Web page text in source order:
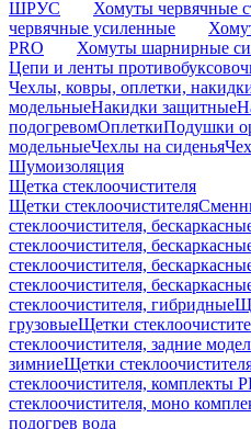
ШРУС Хомуты червячные
червячные усиленные
PRO
Хомуты шарнирные
Цепи и ленты
Чехлы, ковры, оплетки,
модельныеНакидки защитные
подогревомОплеткиПодушки
модельныеЧехлы на сиденья
Шумоизоляция
Щетка стеклоочистителя
Щетки стеклоочистителя
стеклоочистителя,
стеклоочистителя,
стеклоочистителя,
стеклоочистителя,
стеклоочистителя, гибридные
грузовыеЩетки
стеклоочистителя, задние
зимниеЩетки
стеклоочистителя, комплекты
стеклоочистителя, моно
подогрев вода